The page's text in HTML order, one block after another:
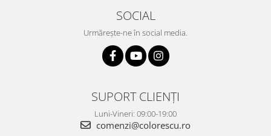
SOCIAL
Urmărește-ne în social media.
SUPORT CLIENȚI
Luni-Vineri: 09:00-19:00
comenzi@colorescu.ro